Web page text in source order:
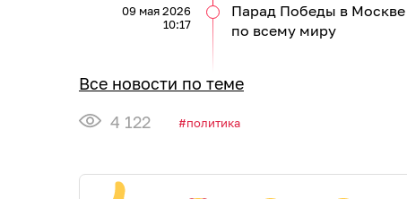
Парад Победы в Москве
по всему миру
09 мая 2026
10:17
Все новости по теме
4 122
политика